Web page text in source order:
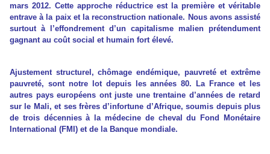
mars 2012. Cette approche réductrice est la première et véritable
entrave à la paix et la reconstruction nationale. Nous avons assisté
surtout à l’effondrement d’un capitalisme malien prétendument
gagnant au coût social et humain fort élevé.
Ajustement structurel, chômage endémique, pauvreté et extrême
pauvreté, sont notre lot depuis les années 80. La France et les
autres pays européens ont juste une trentaine d’années de retard
sur le Mali, et ses frères d’infortune d’Afrique, soumis depuis plus
de trois décennies à la médecine de cheval du Fond Monétaire
International (FMI) et de la Banque mondiale.